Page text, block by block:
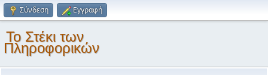
Σύνδεση Εγγραφή
Το Στέκι των
Πληροφορικών